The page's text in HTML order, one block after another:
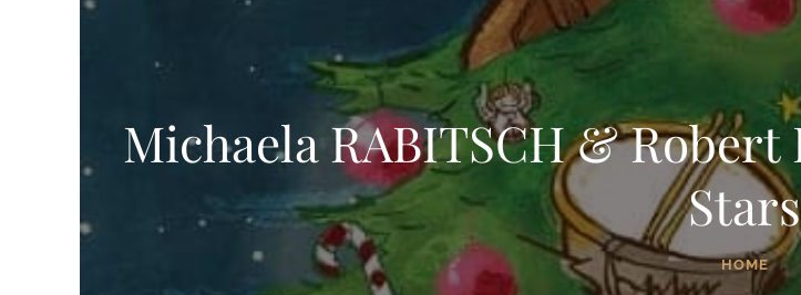
Michaela RABITSCH & Robert
Stars
HOME